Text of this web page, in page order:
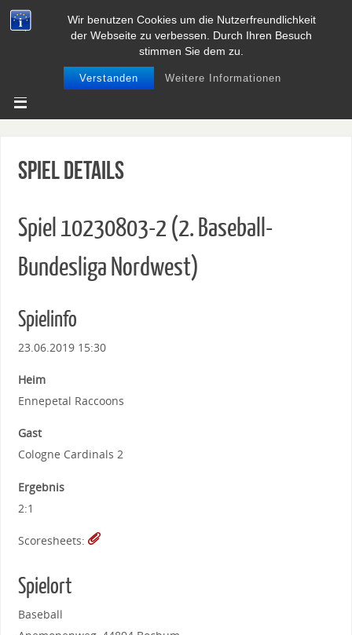
Wir benutzen Cookies um die Nutzerfreundlichkeit
der Webseite zu verbessen. Durch Ihren Besuch
stimmen Sie dem zu.
Verstanden Weitere Informationen
BASEBALL UND SOFTBALL IN
NIEDERSACHSEN
Spiel Details
Spiel 10230803-2 (2. Baseball-
Bundesliga Nordwest)
Spielinfo
23.06.2019 15:30
Heim
Ennepetal Raccoons
Gast
Cologne Cardinals 2
Ergebnis
2:1
Scoresheets:
Spielort
Baseball